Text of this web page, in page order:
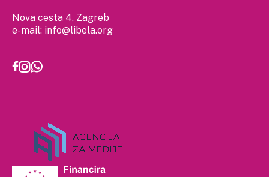
Nova cesta 4, Zagreb
e-mail: info@libela.org